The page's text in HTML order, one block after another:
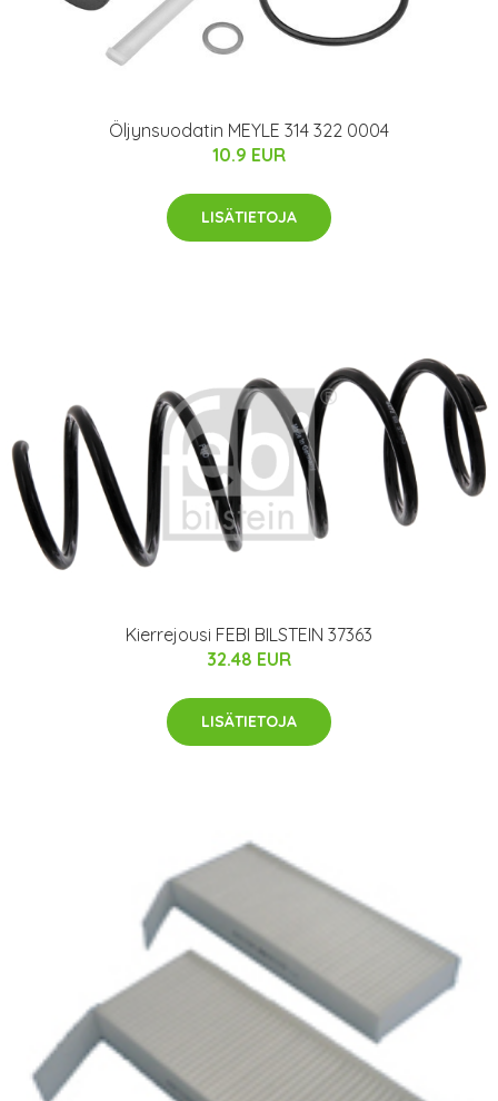
Öljynsuodatin MEYLE 314 322 0004
10.9 EUR
LISÄTIETOJA
Kierrejousi FEBI BILSTEIN 37363
32.48 EUR
LISÄTIETOJA